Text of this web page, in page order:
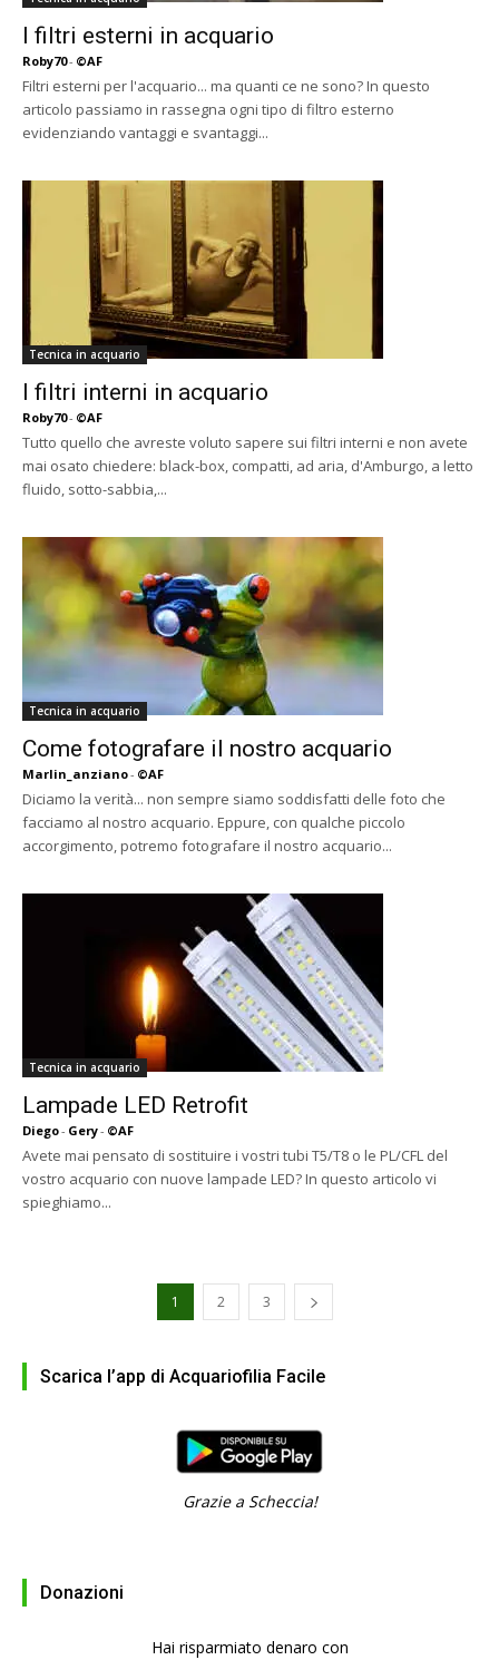
I filtri esterni in acquario
Roby70- ©AF
Filtri esterni per l'acquario... ma quanti ce ne sono? In questo
articolo passiamo in rassegna ogni tipo di filtro esterno
evidenziando vantaggi e svantaggi...
Tecnica in acquario
I filtri interni in acquario
Roby70- ©AF
Tutto quello che avreste voluto sapere sui filtri interni e non avete
mai osato chiedere: black-box, compatti, ad aria, d'Amburgo, a letto
fluido, sotto-sabbia,...
Tecnica in acquario
Come fotografare il nostro acquario
Marlin_anziano- ©AF
Diciamo la verità... non sempre siamo soddisfatti delle foto che
facciamo al nostro acquario. Eppure, con qualche piccolo
accorgimento, potremo fotografare il nostro acquario...
Tecnica in acquario
Lampade LED Retrofit
Diego- Gery- ©AF
Avete mai pensato di sostituire i vostri tubi T5/T8 o le PL/CFL del
vostro acquario con nuove lampade LED? In questo articolo vi
spieghiamo...
1 2 3
Scarica l’app di Acquariofilia Facile
Grazie a Scheccia!
Donazioni
Hai risparmiato denaro con